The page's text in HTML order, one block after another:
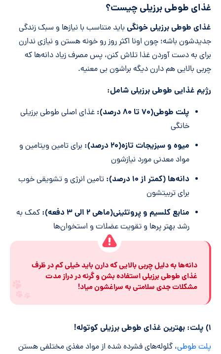
غذای طوطی برزیلی چیست؟
غذای طوطی برزیلی خونگی باید متناسب با نیازها و سبک زندگی
جدیدشون باشه؛ چون اونا اکثر روز رو خونه هستن و نیازی ندارن
برای به دست آوردن غذا تلاش کنن، پس مصرف زیاد دانه‌ها که
چربی بالایی هم دارن دیگه براشون بی معنیه.
رژیم غذایی طوطی برزیلی شامل:
پلت طوطی(۷۰ تا ۸۰ درصد):
غذای اصلی طوطی برزیلی
خانگی
میوه و سبزیجات تازه(۲۰ درصد):
برای تامین ویتامین و
مواد معدنی مورد نیازشون
دانه‌ها (کمتر از ۱۰ درصد) : تامین انرژی و تشویقی خوب
برای تربیتشون
منابع کلسیم و پروتئینی(ماهی ۲ الی ۳ دفعه):
کمک به
رشد بهتر پرها و تقویت عضلات و استخوان‌ها
دانه‌ها به دلیل چربی بالایی که دارن باید خیلی کم در ظرف
غذای طوطی برزیلی استفاده بشن و گرنه در دراز مدت
مشکلات جدی سلامتی به سراغشون میاد!
۱) پلت: بهترین غذای طوطی برزیلی کوتوله!
پلت طوطی، گلوله‌های فشرده شده از مواد مغذی مختلفی هستن